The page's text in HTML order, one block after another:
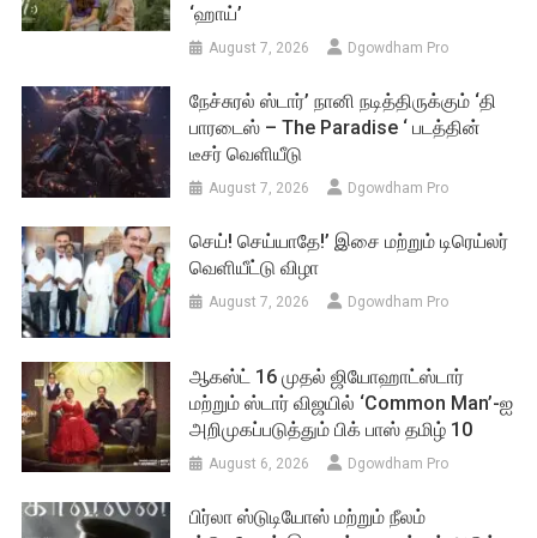
‘ஹாய்’
August 7, 2026 Dgowdham Pro
நேச்சுரல் ஸ்டார்’ நானி நடித்திருக்கும் ‘தி
பாரடைஸ் – The Paradise ‘ படத்தின்
டீசர் வெளியீடு
August 7, 2026 Dgowdham Pro
செய்! செய்யாதே!’ இசை மற்றும் டிரெய்லர்
வெளியீட்டு விழா
August 7, 2026 Dgowdham Pro
ஆகஸ்ட் 16 முதல் ஜியோஹாட்ஸ்டார்
மற்றும் ஸ்டார் விஜயில் ‘Common Man’-ஐ
அறிமுகப்படுத்தும் பிக் பாஸ் தமிழ் 10
August 6, 2026 Dgowdham Pro
பிர்லா ஸ்டுடியோஸ் மற்றும் நீலம்